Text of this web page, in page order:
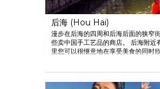
后海 (Hou Hai)
漫步在后海的四周和后海后面的狭窄
些卖中国手工艺品的商店。 后海附近
里您可以很惬意地在享受美食的同时
您也可以租一艘船或者骑自行车，通